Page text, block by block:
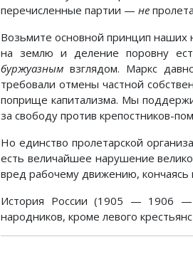
перечисленные партии — не
Возьмите основной принцип наших
на землю и деление поровну
буржуазным взглядом. Маркс
требовали отмены частной
поприще капитализма. Мы
за свободу против крепостников-
Но единство пролетарской
есть величайшее нарушение
вред рабочему движению, кончаясь
История России (1905 — 1906 —
народников, кроме левого